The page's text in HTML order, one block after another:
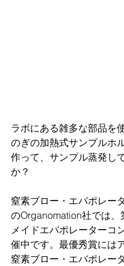
ラボにある雑多な部品を
のぎの加熱式サンプルホ
作って、サンプル蒸発し
か？
窒素ブロー・エバポレー
のOrganomation社では、
メイドエバポレーターコ
催中です。最優秀賞には
窒素ブロー・エバポレー